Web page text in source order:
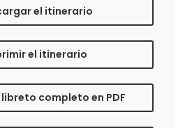
el itinerario
el itinerario
completo en PDF